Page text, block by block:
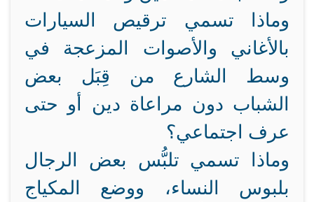
وماذا تسمي ترقيص السيارات
بالأغاني والأصوات المزعجة في
وسط الشارع من قِبَل بعض
الشباب دون مراعاة دين أو حتى
عرف اجتماعي؟
وماذا تسمي تلبُّس بعض الرجال
بلبوس النساء، ووضع المكياج